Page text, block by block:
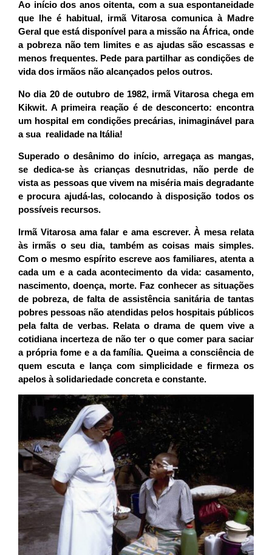
Ao início dos anos oitenta, com a sua espontaneidade
que lhe é habitual, irmã Vitarosa comunica à Madre
Geral que está disponível para a missão na África, onde
a pobreza não tem limites e as ajudas são escassas e
menos frequentes. Pede para partilhar as condições de
vida dos irmãos não alcançados pelos outros.
No dia 20 de outubro de 1982, irmã Vitarosa chega em
Kikwit. A primeira reação é de desconcerto: encontra
um hospital em condições precárias, inimaginável para
a sua realidade na Itália!
Superado o desânimo do início, arregaça as mangas,
se dedica-se às crianças desnutridas, não perde de
vista as pessoas que vivem na miséria mais degradante
e procura ajudá-las, colocando à disposição todos os
possíveis recursos.
Irmã Vitarosa ama falar e ama escrever. À mesa relata
às irmãs o seu dia, também as coisas mais simples.
Com o mesmo espírito escreve aos familiares, atenta a
cada um e a cada acontecimento da vida: casamento,
nascimento, doença, morte. Faz conhecer as situações
de pobreza, de falta de assistência sanitária de tantas
pobres pessoas não atendidas pelos hospitais públicos
pela falta de verbas. Relata o drama de quem vive a
cotidiana incerteza de não ter o que comer para saciar
a própria fome e a da família. Queima a consciência de
quem escuta e lança com simplicidade e firmeza os
apelos à solidariedade concreta e constante.